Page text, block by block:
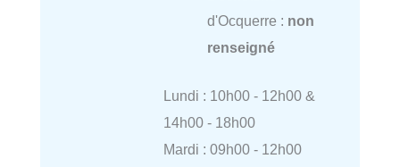
d'Ocquerre : non
renseigné
Lundi : 10h00 - 12h00 &
14h00 - 18h00
Mardi : 09h00 - 12h00